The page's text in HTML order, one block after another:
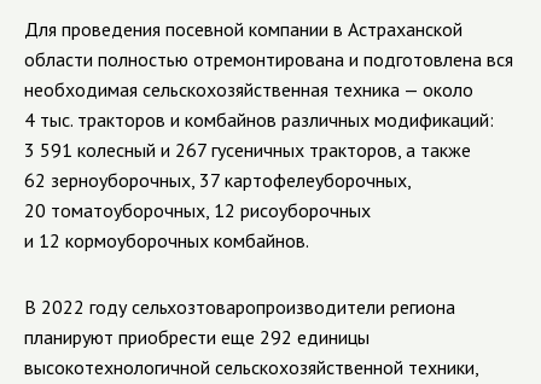
Для проведения посевной компании в Астраханской
области полностью отремонтирована и подготовлена вся
необходимая сельскохозяйственная техника — около
4 тыс. тракторов и комбайнов различных модификаций:
3 591 колесный и 267 гусеничных тракторов, а также
62 зерноуборочных, 37 картофелеуборочных,
20 томатоуборочных, 12 рисоуборочных
и 12 кормоуборочных комбайнов.
В 2022 году сельхозтоваропроизводители региона
планируют приобрести еще 292 единицы
высокотехнологичной сельскохозяйственной техники,